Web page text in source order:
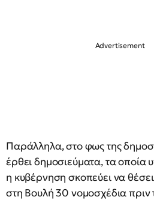
Παράλληλα, στο φως της
έρθει δημοσιεύματα, τα οποία
η κυβέρνηση σκοπεύει να
στη Βουλή 30 νομοσχέδια πριν